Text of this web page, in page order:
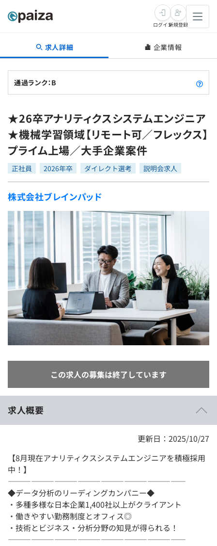
転職・キャリア
転職成功ガイド
転職エージェント
インタビュー
転職成功ガイド
新卒就活
求人検索
本選考
インターン
新卒エージェント
イベント・セミナー
インタビュー
就活成功ガイド
学習
問題集
4択課題
リファレンス
プラン
個人向けプラン
法人向けプラン
学校向けプラン
プログラミング言語
再チャレンジ結果一覧
ゲーム・マンガ
Tech Team Journal
note
paizaとは？
ログイン新規登録
求人詳細 企業情報
通過ランク：B
★26卒アナリティクスシステムエンジニア
★機械学習領域【リモート可／フレックス】
プライム上場／大手企業案件
正社員 2026年卒 ダイレクト選考 説明会求人
株式会社ブレインパッド
この求人の募集は終了しています
求人概要
更新日：2025/10/27
【8月現在アナリティクスシステムエンジニアを積極採用
中！】
―――――――――――――――――――――――
◆データ分析のリーディングカンパニー◆
・多種多様な日本企業1,400社以上がクライアント
・働きやすい勤務制度とオフィス◎
・技術とビジネス・分析分野の知見が得られる！
―――――――――――――――――――――――